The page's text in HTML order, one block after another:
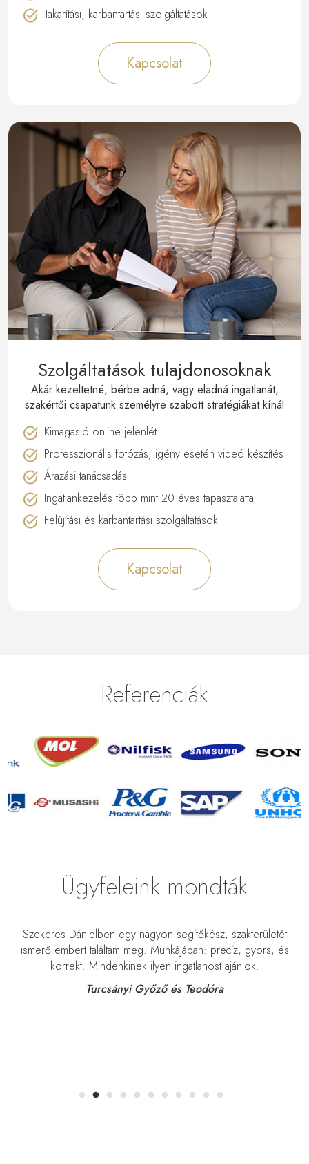
Takarítási, karbantartási szolgáltatások
Kapcsolat
Szolgáltatások tulajdonosoknak
Akár kezeltetné, bérbe adná, vagy eladná ingatlanát,
szakértői csapatunk személyre szabott stratégiákat kínál
Kimagasló online jelenlét
Professzionális fotózás, igény esetén videó készítés
Árazási tanácsadás
Ingatlankezelés több mint 20 éves tapasztalattal
Felújítási és karbantartási szolgáltatások
Kapcsolat
Referenciák
Ügyfeleink mondták
Szekeres Dánielben egy nagyon segítőkész, szakterületét
ismerő embert találtam meg. Munkájában: precíz, gyors, és
korrekt. Mindenkinek ilyen ingatlanost ajánlok.
Turcsányi Győző és Teodóra